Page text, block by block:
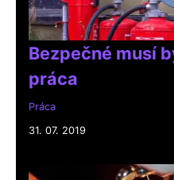
Bezpečné musí
práca
Práca
31. 07. 2019